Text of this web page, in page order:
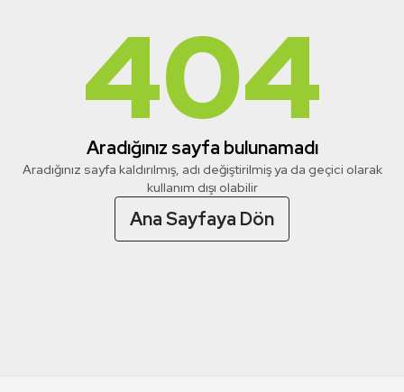
404
Aradığınız sayfa bulunamadı
Aradığınız sayfa kaldırılmış, adı değiştirilmiş ya da geçici olarak
kullanım dışı olabilir
Ana Sayfaya Dön